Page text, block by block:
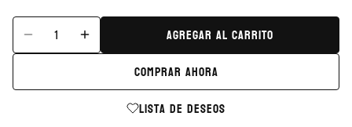
Agregar al carrito
Comprar ahora
Lista de deseos